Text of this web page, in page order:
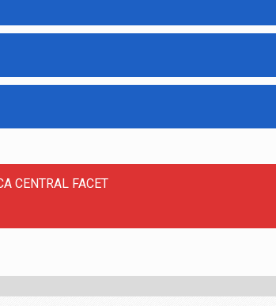
CENTRAL FACET